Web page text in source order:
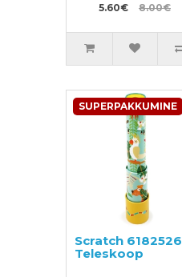
5.60€ 8.00€
SUPERPAKKUMINE
Scratch 6182526
Teleskoop